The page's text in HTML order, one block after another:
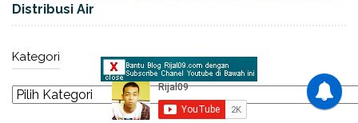
Distribusi Air
Kategori